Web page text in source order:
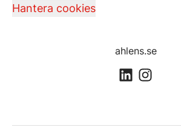
Hantera cookies
ahlens.se